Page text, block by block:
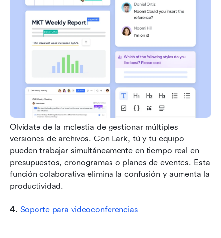
Olvídate de la molestia de gestionar múltiples
versiones de archivos. Con Lark, tú y tu equipo
pueden trabajar simultáneamente en tiempo real en
presupuestos, cronogramas o planes de eventos. Esta
función colaborativa elimina la confusión y aumenta la
productividad.
4. Soporte para videoconferencias